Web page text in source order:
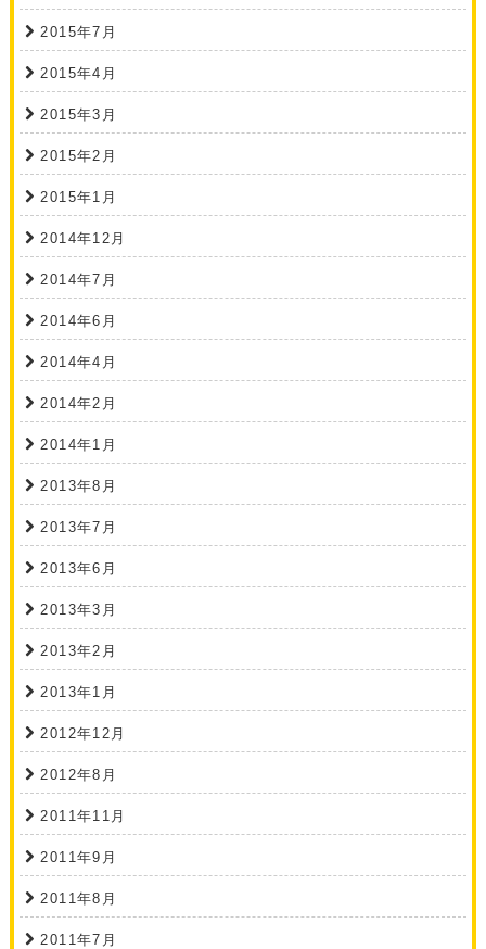
2015年7月
2015年4月
2015年3月
2015年2月
2015年1月
2014年12月
2014年7月
2014年6月
2014年4月
2014年2月
2014年1月
2013年8月
2013年7月
2013年6月
2013年3月
2013年2月
2013年1月
2012年12月
2012年8月
2011年11月
2011年9月
2011年8月
2011年7月